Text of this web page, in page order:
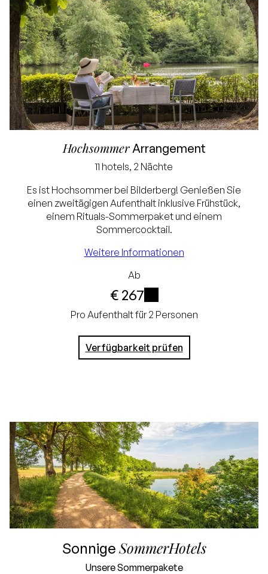
HochsommerArrangement
11 hotels, 2 Nächte
Es ist Hochsommer bei Bilderberg! Genießen Sie
einen zweitägigen Aufenthalt inklusive Frühstück,
einem Rituals-Sommerpaket und einem
Sommercocktail.
Weitere Informationen
Ab
€ 267
i
Bestpreisgarantie
Exklusive
Touristensteuer und
Servicegebühr
Kostenlose
Stornierung bis 24
Stunden vor Ankunft
Keine Kreditkarte
erforderlich, Sie
zahlen im Hotel
Pro Aufenthalt für 2 Personen
Verfügbarkeit prüfen
Sonnige SommerHotels
Unsere Sommerpakete